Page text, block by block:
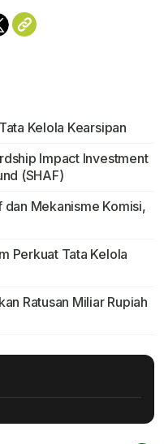
Kelola Kearsipan
Impact Investment
(SHAF)
dan Mekanisme Komisi,
Perkuat Tata Kelola
Ratusan Miliar Rupiah